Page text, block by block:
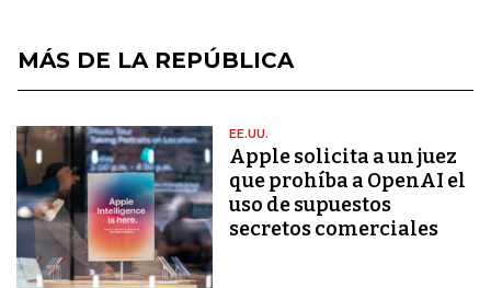
MÁS DE LA REPÚBLICA
EE.UU.
Apple solicita a un juez
que prohíba a OpenAI el
uso de supuestos
secretos comerciales